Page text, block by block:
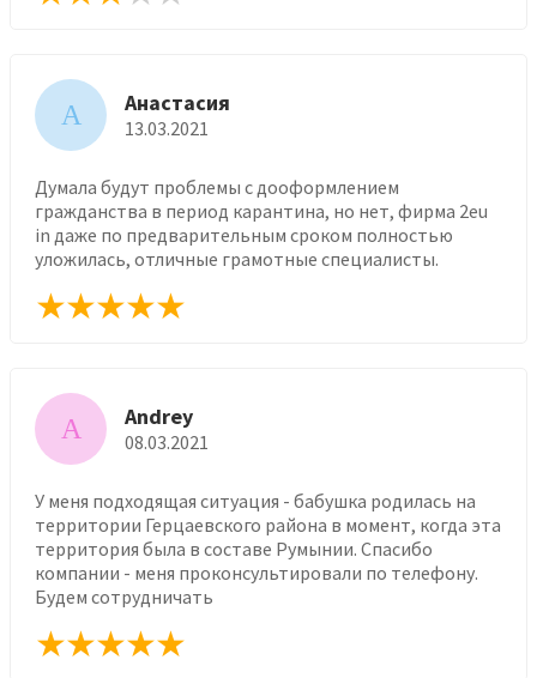
А Анастасия
13.03.2021
Думала будут проблемы с дооформлением
гражданства в период карантина, но нет, фирма 2eu
in даже по предварительным сроком полностью
уложилась, отличные грамотные специалисты.
A Andrey
08.03.2021
У меня подходящая ситуация - бабушка родилась на
территории Герцаевского района в момент, когда эта
территория была в составе Румынии. Спасибо
компании - меня проконсультировали по телефону.
Будем сотрудничать